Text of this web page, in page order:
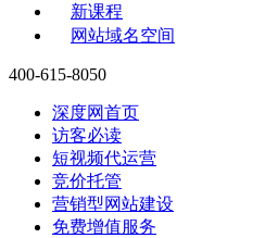
新课程
网站域名空间
400-615-8050
深度网首页
访客必读
短视频代运营
竞价托管
营销型网站建设
免费增值服务